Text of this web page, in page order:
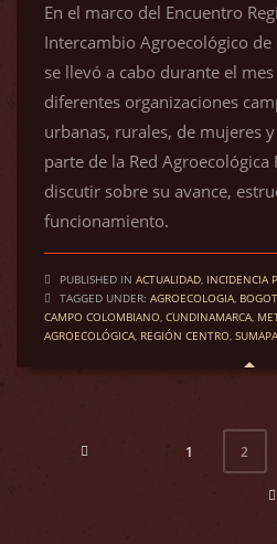
En el marco del Encuentro
Intercambio Agroecológico de
se llevó a cabo durante el
diferentes organizaciones
urbanas, rurales, de mujeres
parte de la Red Agroecológica
discutir sobre su avance,
funcionamiento.
PUBLISHED IN ACTUALIDAD, INCIDENCIA
TAGGED UNDER: AGROECOLOGIA,
CAMPO COLOMBIANO, CUNDINAMARCA,
AGROECOLÓGICA, REGIÓN CENTRO,
1 2